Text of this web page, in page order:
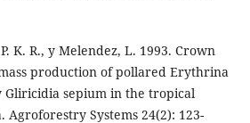
K. R., y Melendez, L. 1993. Crown
production of pollared Erythrina
Gliricidia sepium in the tropical
Agroforestry Systems 24(2): 123-